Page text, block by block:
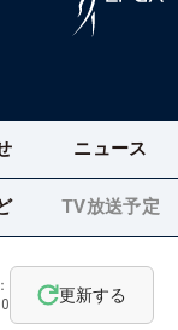
ニュース
TV放送予定
更新する